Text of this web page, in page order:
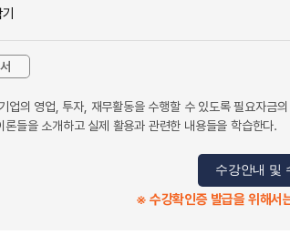
업의 영업, 투자, 재무활동을 수행할 수 있도록 필요자금
론들을 소개하고 실제 활용과 관련한 내용들을 학습한다.
수강안내 및
※ 수강확인증 발급을 위해서